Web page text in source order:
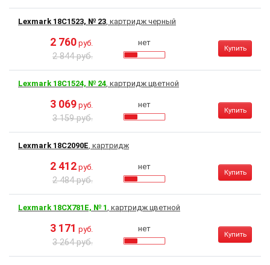
Lexmark 18C1523, № 23, картридж черный
2 760 руб.
2 844 руб.
нет
Купить
Lexmark 18C1524, № 24, картридж цветной
3 069 руб.
3 159 руб.
нет
Купить
Lexmark 18C2090E, картридж
2 412 руб.
2 484 руб.
нет
Купить
Lexmark 18CX781E, № 1, картридж цветной
3 171 руб.
3 264 руб.
нет
Купить